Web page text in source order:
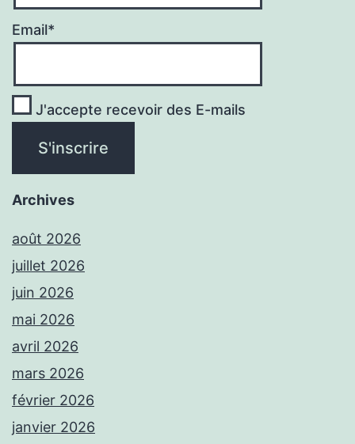
Email*
J'accepte recevoir des E-mails
Archives
août 2026
juillet 2026
juin 2026
mai 2026
avril 2026
mars 2026
février 2026
janvier 2026